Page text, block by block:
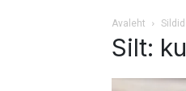
Avaleht Sildid
Silt: